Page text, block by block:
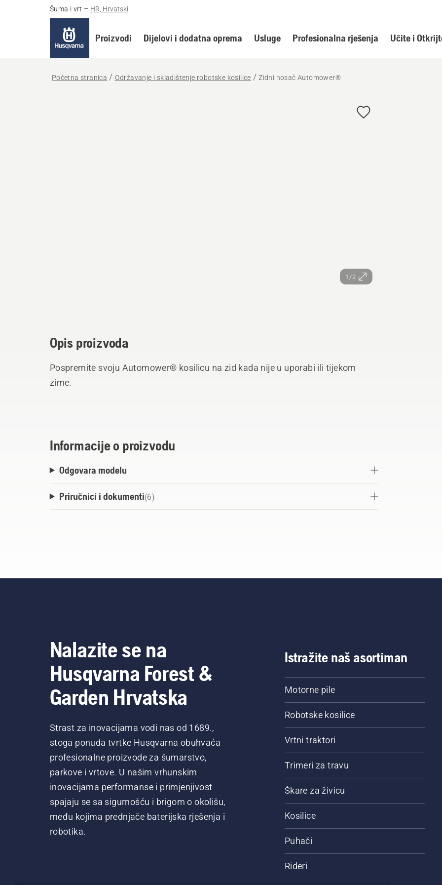
Šuma i vrt – HR, Hrvatski
Proizvodi Dijelovi i dodatna oprema Usluge Profesionalna rješenja Učite i
Početna stranica Održavanje i skladištenje robotske kosilice Zidni nosač Automower®
1/2
Opis proizvoda
Pospremite svoju Automower® kosilicu na zid kada nije u uporabi ili tijekom
zime.
Informacije o proizvodu
Odgovara modelu
Priručnici i dokumenti(6)
Nalazite se na
Husqvarna Forest &
Garden Hrvatska
Strast za inovacijama vodi nas od 1689.,
stoga ponuda tvrtke Husqvarna obuhvaća
profesionalne proizvode za šumarstvo,
parkove i vrtove. U našim vrhunskim
inovacijama performanse i primjenjivost
spajaju se sa sigurnošću i brigom o okolišu,
među kojima prednjače baterijska rješenja i
robotika.
Istražite naš asortiman
Motorne pile
Robotske kosilice
Vrtni traktori
Trimeri za travu
Škare za živicu
Kosilice
Puhači
Rideri